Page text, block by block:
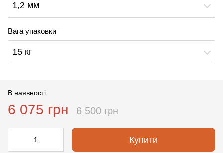
1,2 мм
Вага упаковки
15 кг
В наявності
6 075 грн 6 500 грн
Купити